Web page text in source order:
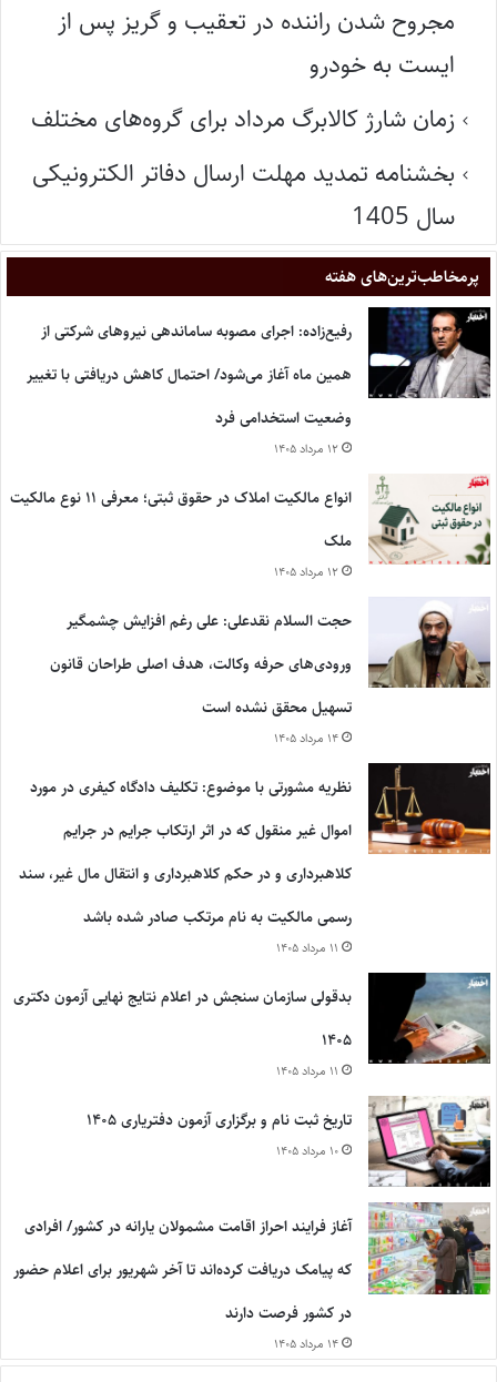
مجروح شدن راننده در تعقیب و گریز پس از
ایست به خودرو
زمان شارژ کالابرگ مرداد برای گروه‌های مختلف
بخشنامه تمدید مهلت ارسال دفاتر الکترونیکی
سال 1405
پر‌مخاطب‌ترین‌های هفته
رفیع‌زاده: اجرای مصوبه ساماندهی نیروهای شرکتی از
همین ماه آغاز می‌شود/ احتمال کاهش دریافتی با تغییر
وضعیت استخدامی فرد
۱۲ مرداد ۱۴۰۵
انواع مالکیت املاک در حقوق ثبتی؛ معرفی ۱۱ نوع مالکیت
ملک
۱۲ مرداد ۱۴۰۵
حجت السلام نقدعلی: علی رغم افزایش چشمگیر
ورودی‌های حرفه وکالت، هدف اصلی طراحان قانون
تسهیل محقق نشده است
۱۴ مرداد ۱۴۰۵
نظریه مشورتی با موضوع: تکلیف دادگاه کیفری در مورد
اموال غیر منقول که در اثر ارتکاب جرایم در جرایم
کلاهبرداری و در حکم کلاهبرداری و انتقال مال غیر، سند
رسمی مالکیت به نام مرتکب صادر شده باشد
۱۱ مرداد ۱۴۰۵
بدقولی سازمان سنجش در اعلام نتایج نهایی آزمون دکتری
۱۴۰۵
۱۱ مرداد ۱۴۰۵
تاریخ ثبت نام و برگزاری آزمون دفتریاری ۱۴۰۵
۱۰ مرداد ۱۴۰۵
آغاز فرایند احراز اقامت مشمولان یارانه در کشور/ افرادی
که پیامک دریافت کرده‌اند تا آخر شهریور برای اعلام حضور
در کشور فرصت دارند
۱۴ مرداد ۱۴۰۵